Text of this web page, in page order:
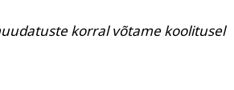
korral võtame koolitusel